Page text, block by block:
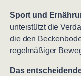
Sport und
unterstützt die
die den
regelmäßiger
Das